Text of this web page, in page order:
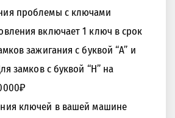
проблемы с ключами
включает 1 ключ в срок
зажигания с буквой “A” и
замков с буквой “H” на
ключей в вашей машине